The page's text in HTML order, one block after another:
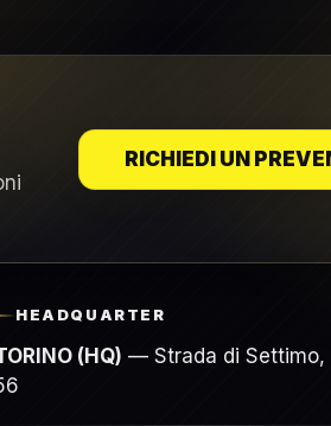
RICHIEDI UN
HEADQUARTER
(HQ) — Strada di